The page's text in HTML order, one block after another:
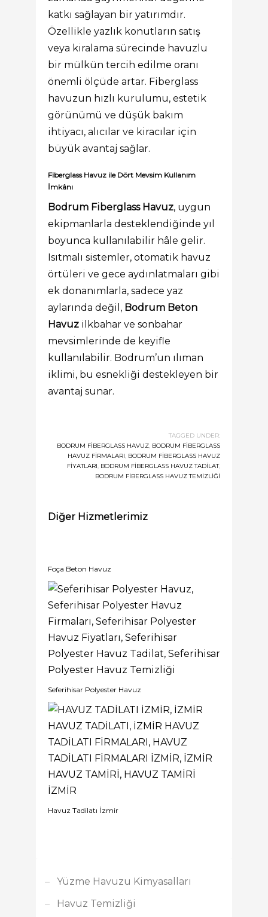
katkı sağlayan bir yatırımdır.
Özellikle yazlık konutların satış
veya kiralama sürecinde havuzlu
bir mülkün tercih edilme oranı
önemli ölçüde artar. Fiberglass
havuzun hızlı kurulumu, estetik
görünümü ve düşük bakım
ihtiyacı, alıcılar ve kiracılar için
büyük avantaj sağlar.
Fiberglass Havuz ile Dört Mevsim Kullanım
İmkânı
Bodrum Fiberglass Havuz, uygun
ekipmanlarla desteklendiğinde yıl
boyunca kullanılabilir hâle gelir.
Isıtmalı sistemler, otomatik havuz
örtüleri ve gece aydınlatmaları gibi
ek donanımlarla, sadece yaz
aylarında değil, Bodrum Beton
Havuzilkbahar ve sonbahar
mevsimlerinde de keyifle
kullanılabilir. Bodrum’un ılıman
iklimi, bu esnekliği destekleyen bir
avantaj sunar.
TAGGED UNDER:
BODRUM FIBERGLASS HAVUZ, BODRUM FIBERGLASS
HAVUZ FIRMALARI, BODRUM FIBERGLASS HAVUZ
FIYATLARI, BODRUM FIBERGLASS HAVUZ TADILAT,
BODRUM FIBERGLASS HAVUZ TEMIZLIĞI
Diğer Hizmetlerimiz
Foça Beton Havuz
Seferihisar Polyester Havuz
Havuz Tadilatı İzmir
Yüzme Havuzu Kimyasalları
Havuz Temizliği